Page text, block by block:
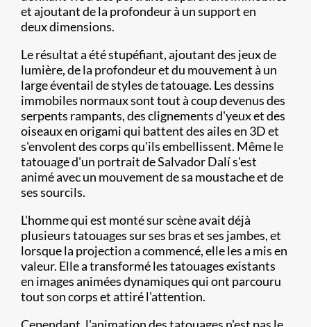
et ajoutant de la profondeur à un support en
deux dimensions.
Le résultat a été stupéfiant, ajoutant des jeux de
lumière, de la profondeur et du mouvement à un
large éventail de styles de tatouage. Les dessins
immobiles normaux sont tout à coup devenus des
serpents rampants, des clignements d'yeux et des
oiseaux en origami qui battent des ailes en 3D et
s'envolent des corps qu'ils embellissent. Même le
tatouage d'un portrait de Salvador Dalí s'est
animé avec un mouvement de sa moustache et de
ses sourcils.
L'homme qui est monté sur scène avait déjà
plusieurs tatouages sur ses bras et ses jambes, et
lorsque la projection a commencé, elle les a mis en
valeur. Elle a transformé les tatouages existants
en images animées dynamiques qui ont parcouru
tout son corps et attiré l'attention.